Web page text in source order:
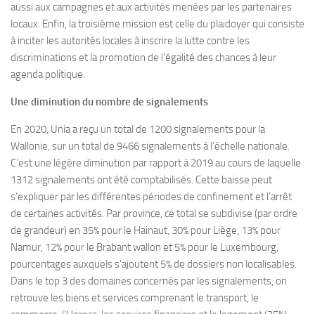
aussi aux campagnes et aux activités menées par les partenaires
locaux. Enfin, la troisième mission est celle du plaidoyer qui consiste
à inciter les autorités locales à inscrire la lutte contre les
discriminations et la promotion de l’égalité des chances à leur
agenda politique.
Une diminution du nombre de signalements
En 2020, Unia a reçu un total de 1200 signalements pour la
Wallonie, sur un total de 9466 signalements à l’échelle nationale.
C’est une légère diminution par rapport à 2019 au cours de laquelle
1312 signalements ont été comptabilisés. Cette baisse peut
s’expliquer par les différentes périodes de confinement et l’arrêt
de certaines activités. Par province, ce total se subdivise (par ordre
de grandeur) en 35% pour le Hainaut, 30% pour Liège, 13% pour
Namur, 12% pour le Brabant wallon et 5% pour le Luxembourg,
pourcentages auxquels s’ajoutent 5% de dossiers non localisables.
Dans le top 3 des domaines concernés par les signalements, on
retrouve les biens et services comprenant le transport, le